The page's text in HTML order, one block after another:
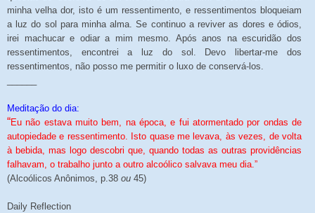
minha velha dor, isto é um ressentimento, e ressentimentos bloqueiam
a luz do sol para minha alma. Se continuo a reviver as dores e ódios,
irei machucar e odiar a mim mesmo. Após anos na escuridão dos
ressentimentos, encontrei a luz do sol. Devo libertar-me dos
ressentimentos, não posso me permitir o luxo de conservá-los.
Meditação do dia:
“Eu não estava muito bem, na época, e fui atormentado por ondas de
autopiedade e ressentimento. Isto quase me levava, às vezes, de volta
à bebida, mas logo descobri que, quando todas as outras providências
falhavam, o trabalho junto a outro alcoólico salvava meu dia.”
(Alcoólicos Anônimos, p.38 ou 45)
Daily Reflection